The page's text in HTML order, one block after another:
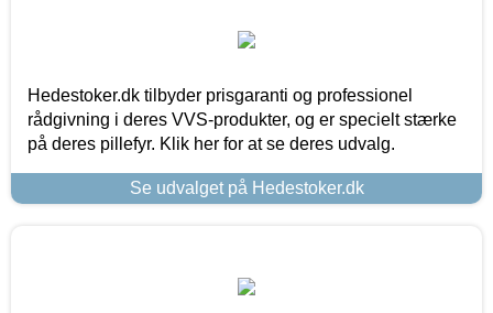
Hedestoker.dk tilbyder prisgaranti og professionel
rådgivning i deres VVS-produkter, og er specielt stærke
på deres pillefyr. Klik her for at se deres udvalg.
Se udvalget på Hedestoker.dk